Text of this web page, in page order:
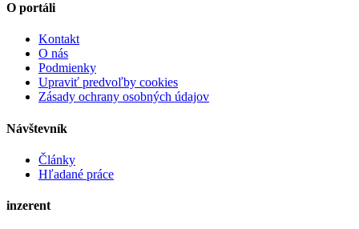
O portáli
Kontakt
O nás
Podmienky
Upraviť predvoľby cookies
Zásady ochrany osobných údajov
Návštevník
Články
Hľadané práce
inzerent